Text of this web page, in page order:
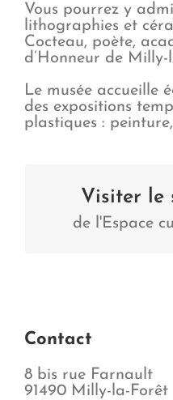
Vous pourrez y
lithographies et
Cocteau, poète,
d’Honneur de Milly-
Le musée accueille
des expositions
plastiques :
Visiter le
de l'Espace
Espace
Contact
8 bis rue Farnault
91490 Milly-la-Forêt